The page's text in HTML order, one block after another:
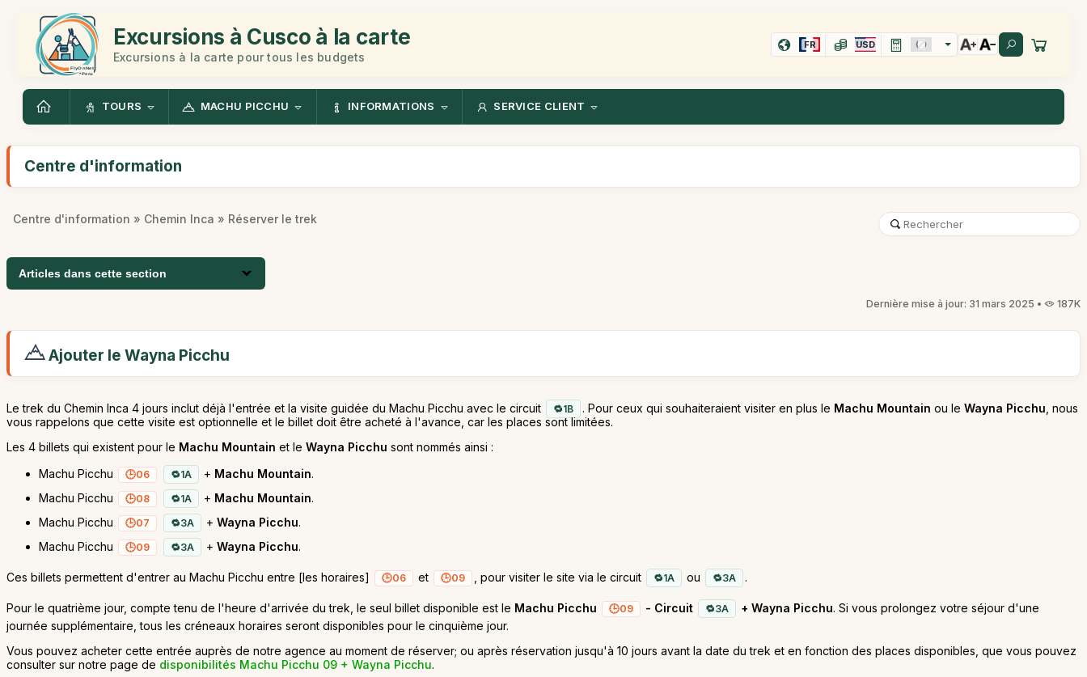
Excursions à Cusco à la carte
Excursions à la carte pour tous les budgets
FR USD
TOURS MACHU PICCHU INFORMATIONS SERVICE CLIENT
Centre d'information
Centre d'information » Chemin Inca » Réserver le trek
Articles dans cette section
Dernière mise à jour: 31 mars 2025 • 187K
Ajouter le Wayna Picchu
Le trek du Chemin Inca 4 jours inclut déjà l'entrée et la visite guidée du Machu Picchu avec le circuit 1B . Pour ceux qui souhaiteraient visiter en plus le Machu Mountain ou le Wayna Picchu , nous
vous rappelons que cette visite est optionnelle et le billet doit être acheté à l'avance, car les places sont limitées.
Les 4 billets qui existent pour le Machu Mountain et le Wayna Picchu sont nommés ainsi :
Machu Picchu
06 1A + Machu Mountain.
Machu Picchu
08 1A + Machu Mountain.
Machu Picchu
07 3A + Wayna Picchu.
Machu Picchu
09 3A + Wayna Picchu.
Ces billets permettent d'entrer au Machu Picchu entre [les horaires] 06 et 09 , pour visiter le site via le circuit 1A ou 3A .
Pour le quatrième jour, compte tenu de l'heure d'arrivée du trek, le seul billet disponible est le Machu Picchu 09 - Circuit 3A + Wayna Picchu. Si vous prolongez votre séjour d'une
journée supplémentaire, tous les créneaux horaires seront disponibles pour le cinquième jour.
Vous pouvez acheter cette entrée auprès de notre agence au moment de réserver; ou après réservation jusqu'à 10 jours avant la date du trek et en fonction des places disponibles, que vous pouvez
consulter sur notre page de disponibilités Machu Picchu 09 + Wayna Picchu.